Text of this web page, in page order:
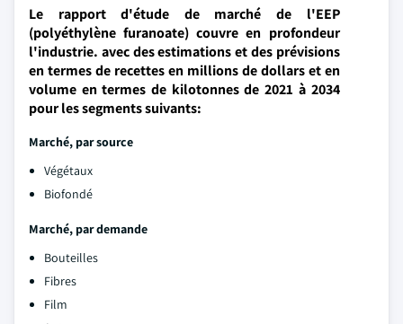
Le rapport d'étude de marché de l'EEP
(polyéthylène furanoate) couvre en profondeur
l'industrie. avec des estimations et des prévisions
en termes de recettes en millions de dollars et en
volume en termes de kilotonnes de 2021 à 2034
pour les segments suivants:
Marché, par source
Végétaux
Biofondé
Marché, par demande
Bouteilles
Fibres
Film